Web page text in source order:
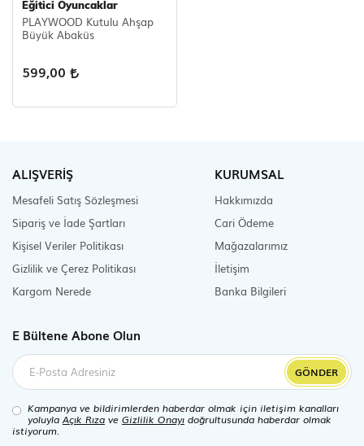
Scooter Çeşitleri
Eğitici Oyuncaklar
PLAYWOOD Kutulu Ahşap
Büyük Abaküs
599,00
ALIŞVERİŞ
Mesafeli Satış Sözleşmesi
Sipariş ve İade Şartları
Kişisel Veriler Politikası
Gizlilik ve Çerez Politikası
Kargom Nerede
KURUMSAL
Hakkımızda
Cari Ödeme
Mağazalarımız
İletişim
Banka Bilgileri
E Bültene Abone Olun
GÖNDER
Kampanya ve bildirimlerden haberdar olmak için iletişim kanalları
yoluylaAçık Rıza ve Gizlilik Onayı doğrultusunda haberdar olmak
istiyorum.